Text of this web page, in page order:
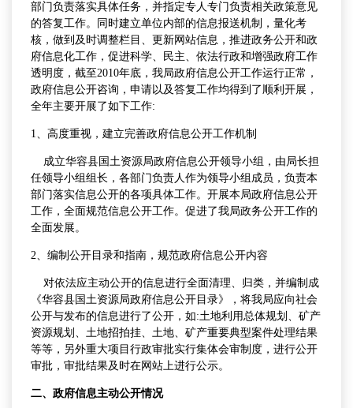
部门负责落实具体任务，并指定专人专门负责相关政策意见
的答复工作。同时建立单位内部的信息报送机制，量化考
核，做到及时调整栏目、更新网站信息，推进政务公开和政
府信息化工作，促进科学、民主、依法行政和增强政府工作
透明度，截至2010年底，我局政府信息公开工作运行正常，
政府信息公开咨询，申请以及答复工作均得到了顺利开展，
全年主要开展了如下工作:
1、高度重视，建立完善政府信息公开工作机制
成立华容县国土资源局政府信息公开领导小组，由局长担
任领导小组组长，各部门负责人作为领导小组成员，负责本
部门落实信息公开的各项具体工作。开展本局政府信息公开
工作，全面规范信息公开工作。促进了我局政务公开工作的
全面发展。
2、编制公开目录和指南，规范政府信息公开内容
对依法应主动公开的信息进行全面清理、归类，并编制成
《华容县国土资源局政府信息公开目录》，将我局应向社会
公开与发布的信息进行了公开，如:土地利用总体规划、矿产
资源规划、土地招拍挂、土地、矿产重要典型案件处理结果
等等，另外重大项目行政审批实行集体会审制度，进行公开
审批，审批结果及时在网站上进行公示。
二、政府信息主动公开情况